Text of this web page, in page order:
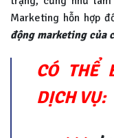
Marketing hỗn hợp
động marketing của
CÓ THỂ
DỊCH VỤ: